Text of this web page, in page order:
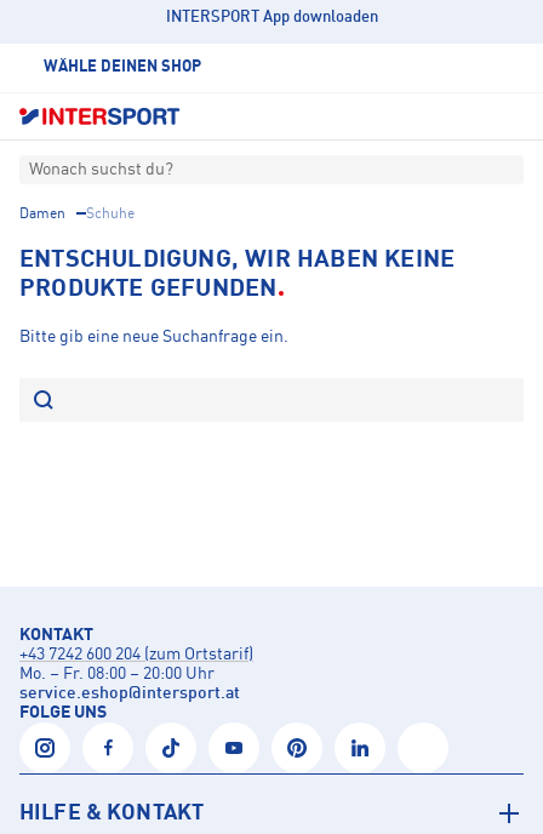
INTERSPORT App downloaden
WÄHLE DEINEN SHOP
Wonach suchst du?
Damen Schuhe
ENTSCHULDIGUNG, WIR HABEN KEINE
PRODUKTE GEFUNDEN
Bitte gib eine neue Suchanfrage ein.
KONTAKT
+43 7242 600 204 (zum Ortstarif)
Mo. – Fr. 08:00 – 20:00 Uhr
service.eshop@intersport.at
FOLGE UNS
HILFE & KONTAKT